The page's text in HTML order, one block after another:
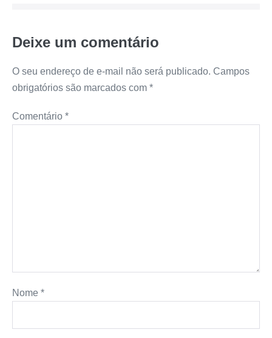
Deixe um comentário
O seu endereço de e-mail não será publicado. Campos
obrigatórios são marcados com *
Comentário *
Nome *